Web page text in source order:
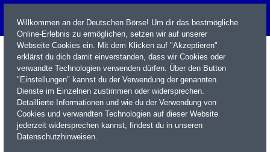
Name / WKN / ISIN / Kürzel
Willkommen an der Deutschen Börse! Um dir das bestmögliche
Online-Erlebnis zu ermöglichen, setzen wir auf unserer
Webseite Cookies ein. Mit dem Klicken auf "Akzeptieren"
erklärst du dich damit einverstanden, dass wir Cookies oder
verwandte Technologien verwenden dürfen. Über den Button
"Einstellungen" kannst du der Verwendung der genannten
Dienste im Einzelnen zustimmen oder widersprechen.
Detaillierte Informationen und wie du der Verwendung von
Cookies und verwandten Technologien auf dieser Website
jederzeit widersprechen kannst, findest du in unseren
Datenschutzhinweisen.